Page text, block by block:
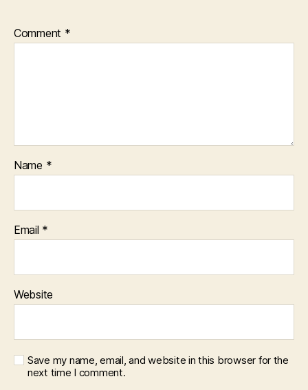
Comment *
Name *
Email *
Website
Save my name, email, and website in this browser for the
next time I comment.